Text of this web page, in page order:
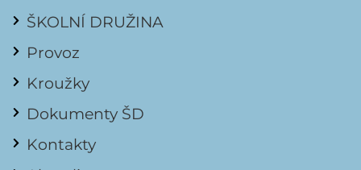
ŠKOLNÍ DRUŽINA
Provoz
Kroužky
Dokumenty ŠD
Kontakty